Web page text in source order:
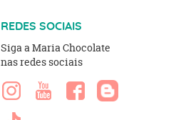
REDES SOCIAIS
Siga a Maria Chocolate
nas redes sociais